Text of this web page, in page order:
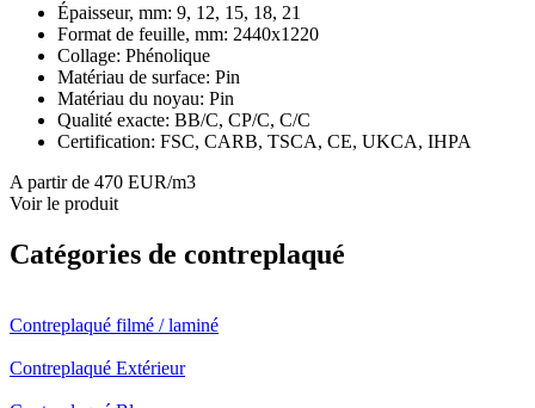
Épaisseur, mm: 9, 12, 15, 18, 21
Format de feuille, mm: 2440x1220
Collage: Phénolique
Matériau de surface: Pin
Matériau du noyau: Pin
Qualité exacte: BB/C, CP/C, C/C
Certification: FSC, CARB, TSCA, CE, UKCA, IHPA
A partir de 470 EUR/m3
Voir le produit
Catégories de contreplaqué
Contreplaqué filmé / laminé
Contreplaqué Extérieur